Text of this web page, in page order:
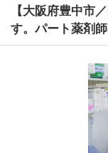
【大阪府豊中市
す。パート薬剤